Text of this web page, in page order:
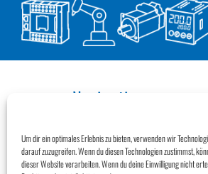
Um dir ein optimales Erlebnis zu bieten, verwenden wir
darauf zuzugreifen. Wenn du diesen Technologien zustimmst,
dieser Website verarbeiten. Wenn du deine Einwilligung nicht
Navigation
Newsletter
Kontakt